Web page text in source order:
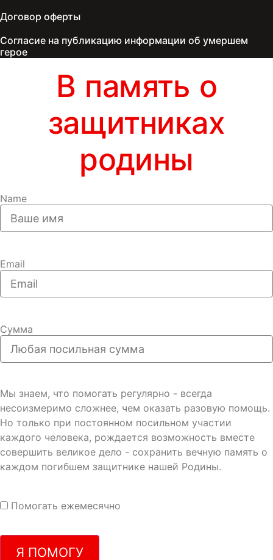
Договор оферты
Согласие на публикацию информации об умершем
герое
В память о
защитниках
родины
Name
Email
Сумма
Мы знаем, что помогать регулярно - всегда
несоизмеримо сложнее, чем оказать разовую помощь.
Но только при постоянном посильном участии
каждого человека, рождается возможность вместе
совершить великое дело - сохранить вечную память о
каждом погибшем защитнике нашей Родины.
Помогать ежемесячно
Я ПОМОГУ